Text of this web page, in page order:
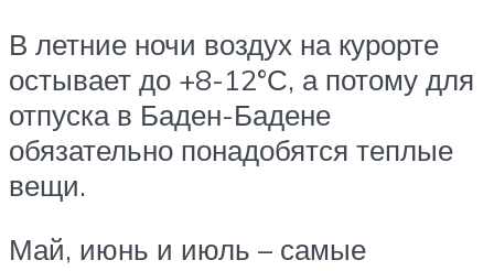
В летние ночи воздух на курорте
остывает до +8-12°С, а потому для
отпуска в Баден-Бадене
обязательно понадобятся теплые
вещи.
Май, июнь и июль – самые